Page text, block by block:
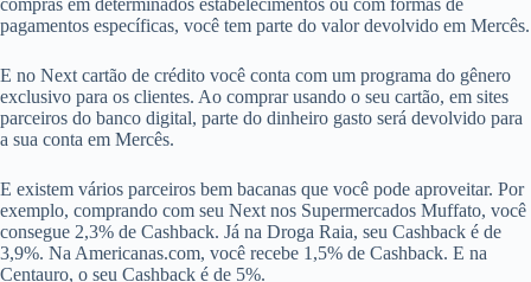
compras em determinados estabelecimentos ou com formas de
pagamentos específicas, você tem parte do valor devolvido em Mercês.
E no Next cartão de crédito você conta com um programa do gênero
exclusivo para os clientes. Ao comprar usando o seu cartão, em sites
parceiros do banco digital, parte do dinheiro gasto será devolvido para
a sua conta em Mercês.
E existem vários parceiros bem bacanas que você pode aproveitar. Por
exemplo, comprando com seu Next nos Supermercados Muffato, você
consegue 2,3% de Cashback. Já na Droga Raia, seu Cashback é de
3,9%. Na Americanas.com, você recebe 1,5% de Cashback. E na
Centauro, o seu Cashback é de 5%.